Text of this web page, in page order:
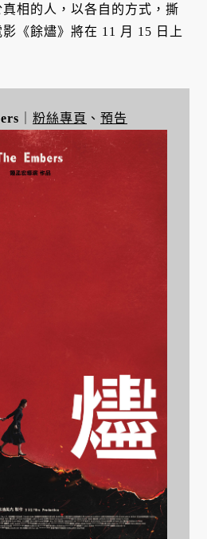
相的人，以各自的方式，撕
《餘燼》將在 11 月 15 日上
粉絲專頁 、 預告